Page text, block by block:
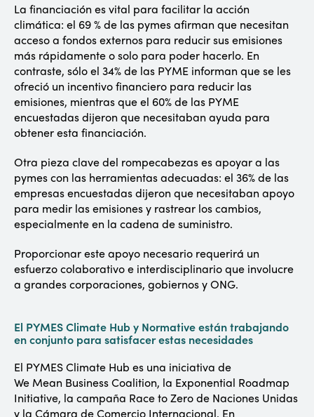
La financiación es vital para facilitar la acción
climática: el 69 % de las pymes afirman que necesitan
acceso a fondos externos para reducir sus emisiones
más rápidamente o solo para poder hacerlo. En
contraste, sólo el 34% de las PYME informan que se les
ofreció un incentivo financiero para reducir las
emisiones, mientras que el 60% de las PYME
encuestadas dijeron que necesitaban ayuda para
obtener esta financiación.
Otra pieza clave del rompecabezas es apoyar a las
pymes con las herramientas adecuadas: el 36% de las
empresas encuestadas dijeron que necesitaban apoyo
para medir las emisiones y rastrear los cambios,
especialmente en la cadena de suministro.
Proporcionar este apoyo necesario requerirá un
esfuerzo colaborativo e interdisciplinario que involucre
a grandes corporaciones, gobiernos y ONG.
El PYMES Climate Hub y Normative están trabajando
en conjunto para satisfacer estas necesidades
El PYMES Climate Hub es una iniciativa de
We Mean Business Coalition, la Exponential Roadmap
Initiative, la campaña Race to Zero de Naciones Unidas
y la Cámara de Comercio Internacional. En